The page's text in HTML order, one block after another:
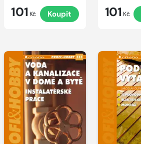
101 Kč Koupit 101 Kč